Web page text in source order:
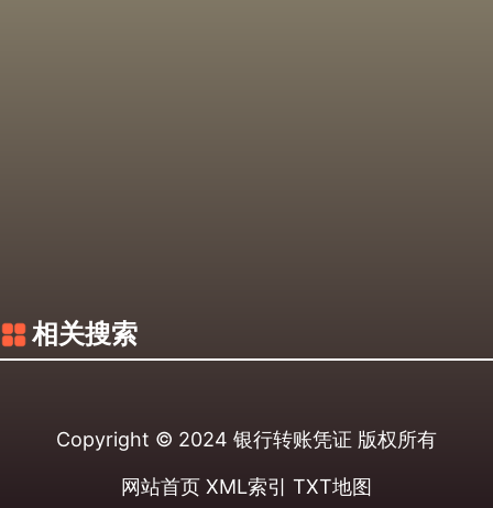
相关搜索
Copyright © 2024 银行转账凭证 版权所有
网站首页 XML索引 TXT地图